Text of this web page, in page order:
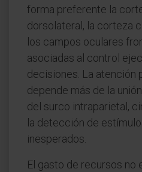
forma preferente la
dorsolateral, la corteza
los campos oculares
asociadas al control
decisiones. La atención
depende más de la
del surco intraparietal,
la detección de
inesperados.
El gasto de recursos no